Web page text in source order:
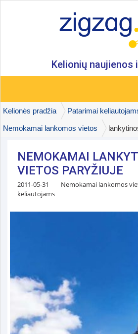
Kelionių naujienos
Kelionės pradžia Patarimai
Nemokamai lankomos vietos
NEMOKAMAI
VIETOS PARYŽIUJE
2011-05-31 Nemokamai lankomos
keliautojams